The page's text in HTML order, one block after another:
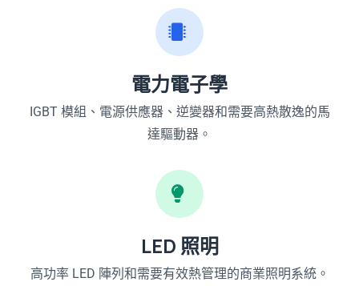
電力電子學
IGBT 模組、電源供應器、逆變器和需要高熱散逸的馬
達驅動器。
LED 照明
高功率 LED 陣列和需要有效熱管理的商業照明系統。